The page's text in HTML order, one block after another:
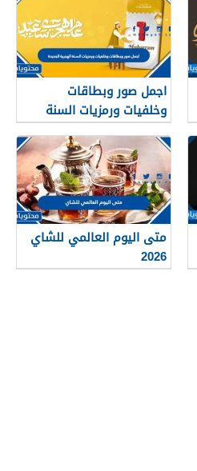
اجمل صور وبطاقات
وخلفيات ورمزيات السنة
الهجرية الجديدة 1448
متى اليوم العالمي للشاي
2026